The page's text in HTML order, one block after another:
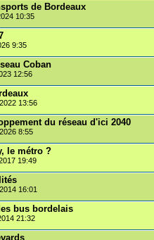
de Bordeaux
10:35
9:35
Coban
12:56
13:56
du réseau d'ici 2040
8:55
le métro ?
19:49
16:01
bus bordelais
21:32